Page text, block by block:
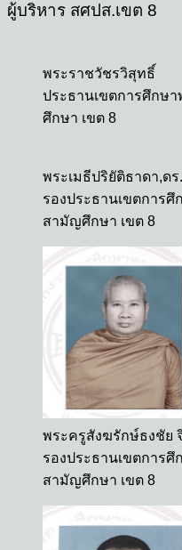
ผู้บริหาร สศปส.เขต 8
พระราชวัชรวิสุทธิ์
ประธานเขตการศึกษ
ศึกษา เขต 8
พระเมธีปริยัติธาดา,ดร.
รองประธานเขตการ
สามัญศึกษา เขต 8
พระครูสังฆรักษ์ธงชัย
รองประธานเขตการ
สามัญศึกษา เขต 8